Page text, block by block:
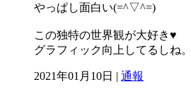
やっぱし面白い(=^▽^=)
この独特の世界観が大好き♥
グラフィック向上してるしね。
2021年01月10日 | 通報